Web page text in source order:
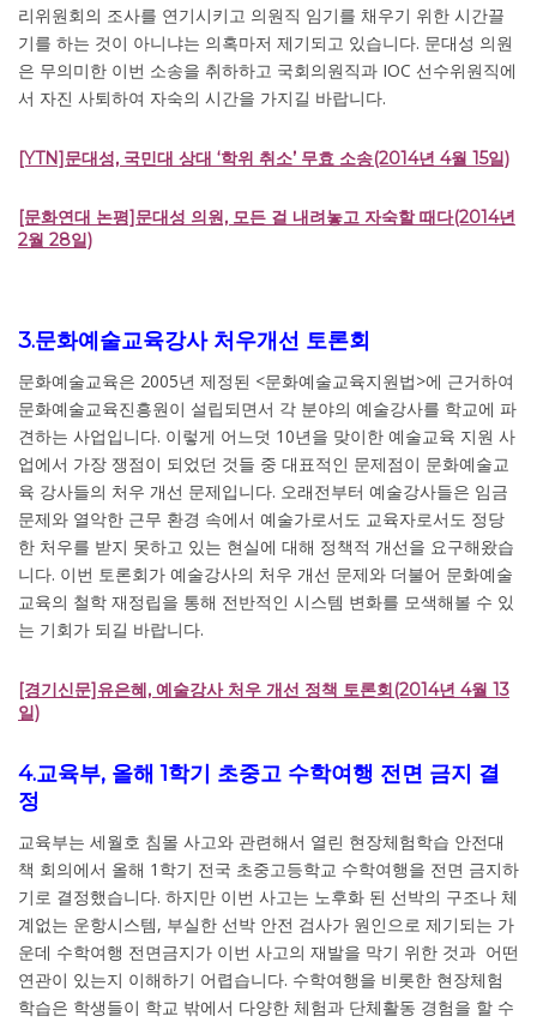
리위원회의 조사를 연기시키고 의원직 임기를 채우기 위한 시간끌
기를 하는 것이 아니냐는 의혹마저 제기되고 있습니다. 문대성 의원
은 무의미한 이번 소송을 취하하고 국회의원직과 IOC 선수위원직에
서 자진 사퇴하여 자숙의 시간을 가지길 바랍니다.
[YTN]문대성, 국민대 상대 ‘학위 취소’ 무효 소송(2014년 4월 15일)
[문화연대 논평]문대성 의원, 모든 걸 내려놓고 자숙할 때다(2014년
2월 28일)
3.문화예술교육강사 처우개선 토론회
문화예술교육은 2005년 제정된 <문화예술교육지원법>에 근거하여
문화예술교육진흥원이 설립되면서 각 분야의 예술강사를 학교에 파
견하는 사업입니다. 이렇게 어느덧 10년을 맞이한 예술교육 지원 사
업에서 가장 쟁점이 되었던 것들 중 대표적인 문제점이 문화예술교
육 강사들의 처우 개선 문제입니다. 오래전부터 예술강사들은 임금
문제와 열악한 근무 환경 속에서 예술가로서도 교육자로서도 정당
한 처우를 받지 못하고 있는 현실에 대해 정책적 개선을 요구해왔습
니다. 이번 토론회가 예술강사의 처우 개선 문제와 더불어 문화예술
교육의 철학 재정립을 통해 전반적인 시스템 변화를 모색해볼 수 있
는 기회가 되길 바랍니다.
[경기신문]유은혜, 예술강사 처우 개선 정책 토론회(2014년 4월 13
일)
4.교육부, 올해 1학기 초중고 수학여행 전면 금지 결
정
교육부는 세월호 침몰 사고와 관련해서 열린 현장체험학습 안전대
책 회의에서 올해 1학기 전국 초중고등학교 수학여행을 전면 금지하
기로 결정했습니다. 하지만 이번 사고는 노후화 된 선박의 구조나 체
계없는 운항시스템, 부실한 선박 안전 검사가 원인으로 제기되는 가
운데 수학여행 전면금지가 이번 사고의 재발을 막기 위한 것과 어떤
연관이 있는지 이해하기 어렵습니다. 수학여행을 비롯한 현장체험
학습은 학생들이 학교 밖에서 다양한 체험과 단체활동 경험을 할 수